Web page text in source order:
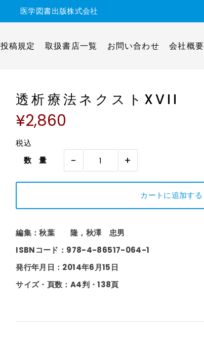
医学図書出版株式会社
投稿規定 取扱書店一覧 お問い合わせ 会社概要
透析療法ネクストXVII
¥2,860
税込
数 量
- +
編集：秋葉 隆，秋澤 忠男
ISBNコード：978-4-86517-064-1
発行年月日：2014年6月15日
サイズ・頁数：A4判・138頁